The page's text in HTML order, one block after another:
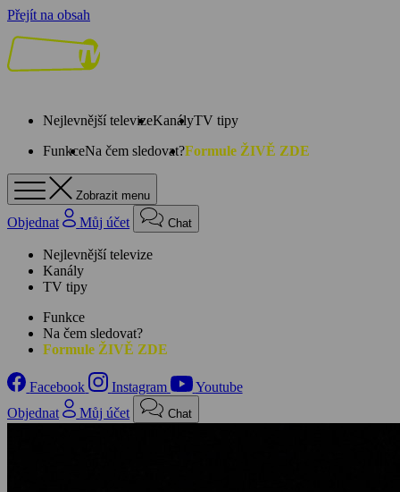
Přejít na obsah
Nejlevnější televizeKanályTV tipy
FunkceNa čem sledovat?Formule ŽIVĚ ZDE
Zobrazit menu
Objednat Můj účet Chat
Nejlevnější televize
Kanály
TV tipy
Funkce
Na čem sledovat?
Formule ŽIVĚ ZDE
Facebook Instagram
Youtube
Objednat
Můj účet Chat